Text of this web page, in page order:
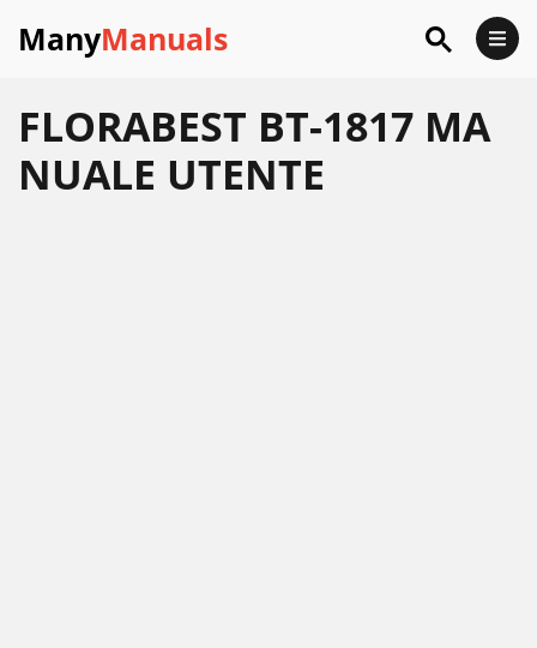
ManyManuals
FLORABEST BT-1817 MA
NUALE UTENTE